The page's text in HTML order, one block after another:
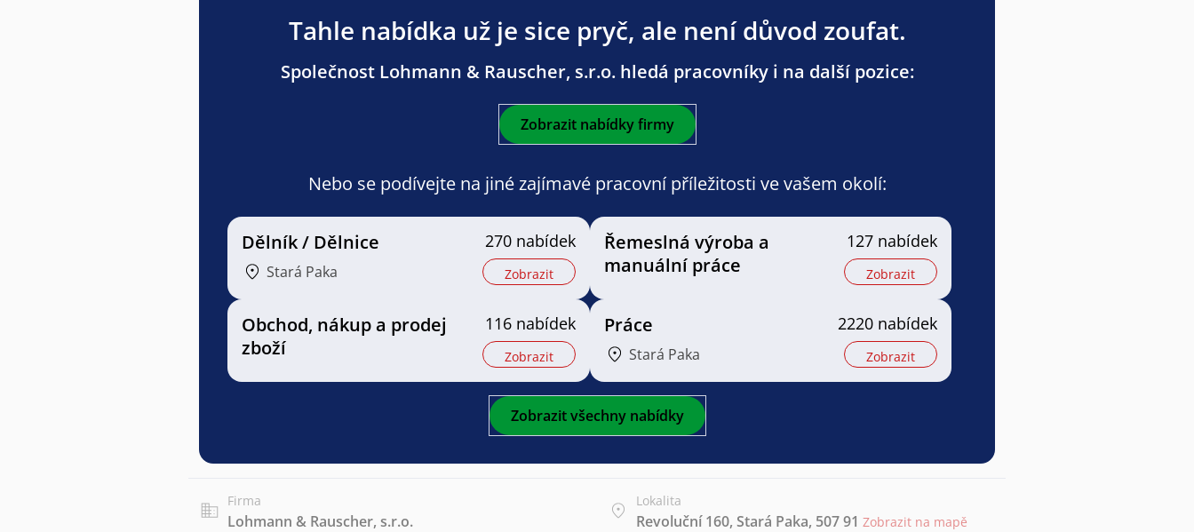
Tahle nabídka už je sice pryč, ale není důvod zoufat.
Společnost Lohmann & Rauscher, s.r.o. hledá pracovníky i na další pozice:
Zobrazit nabídky firmy
Nebo se podívejte na jiné zajímavé pracovní příležitosti ve vašem okolí:
Dělník / Dělnice
Stará Paka
270 nabídek
Zobrazit
Řemeslná výroba a
manuální práce
127 nabídek
Zobrazit
Obchod, nákup a prodej
zboží
116 nabídek
Zobrazit
Práce
Stará Paka
2220 nabídek
Zobrazit
Zobrazit všechny nabídky
Firma
Lohmann & Rauscher, s.r.o.
Lokalita
Revoluční 160, Stará Paka, 507 91 Zobrazit na mapě